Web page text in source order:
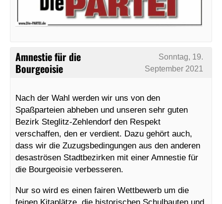
Amnestie für die
Bourgeoisie
Sonntag, 19.
September 2021
Nach der Wahl werden wir uns von den
Spaßparteien abheben und unseren sehr guten
Bezirk Steglitz-Zehlendorf den Respekt
verschaffen, den er verdient. Dazu gehört auch,
dass wir die Zuzugsbedingungen aus den anderen
desaströsen Stadtbezirken mit einer Amnestie für
die Bourgeoisie verbesseren.
Nur so wird es einen fairen Wettbewerb um die